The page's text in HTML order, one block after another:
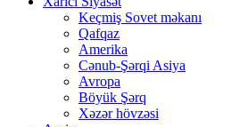
Keçmiş Sovet məkanı
Qafqaz
Amerika
Cənub-Şərqi Asiya
Avropa
Böyük Şərq
Xəzər hövzəsi